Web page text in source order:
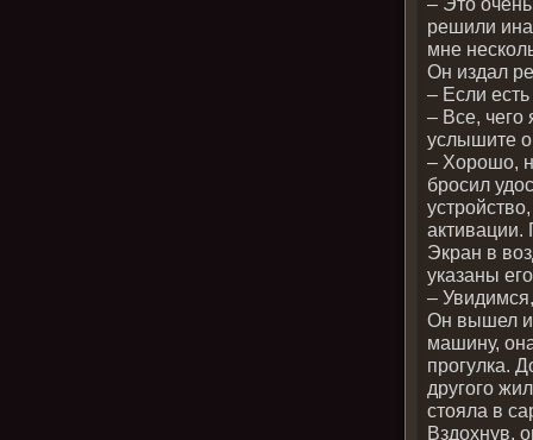
решили
мне
Он издал
– Если есть
– Все, чего
услышите
– Хорошо,
бросил
активации.
Экран в
указаны
–
Он вышел
машину,
прогулка.
другого
стояла в
Вздохнув,